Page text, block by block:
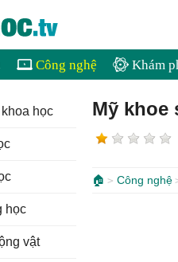
Công nghệ Khám
Mỹ khoe
🏠 Công nghệ
học
học
vật